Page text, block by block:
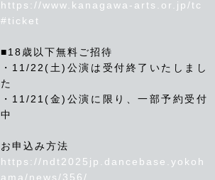
https://www.kanagawa-arts.or.jp/tc
#ticket
■18歳以下無料ご招待
・11/22(土)公演は受付終了いたしまし
た
・11/21(金)公演に限り、一部予約受付
中
お申込み方法
https://ndt2025jp.dancebase.yokoh
ama/news/356/